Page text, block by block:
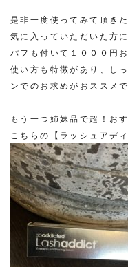
是非一度使ってみて頂きた
気に入っていただいた方
パフも付いて１０００円
使い方も特徴があり、し
ンでのお求めがおススメで
もう一つ姉妹品で超！お
こちらの【ラッシュアデ